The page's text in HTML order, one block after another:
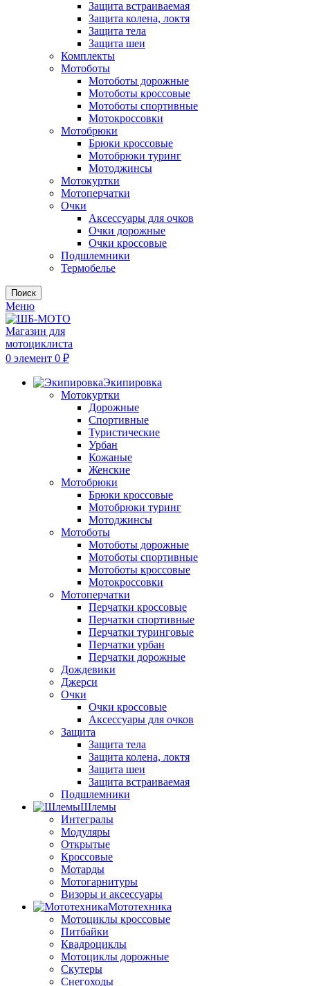
Защита встраиваемая
Защита колена, локтя
Защита тела
Защита шеи
Комплекты
Мотоботы
Мотоботы дорожные
Мотоботы кроссовые
Мотоботы спортивные
Мотокроссовки
Мотобрюки
Брюки кроссовые
Мотобрюки туринг
Мотоджинсы
Мотокуртки
Мотоперчатки
Очки
Аксессуары для очков
Очки дорожные
Очки кроссовые
Подшлемники
Термобелье
Поиск
Меню
0 элемент 0 ₽
Экипировка
Мотокуртки
Дорожные
Спортивные
Туристические
Урбан
Кожаные
Женские
Мотобрюки
Брюки кроссовые
Мотобрюки туринг
Мотоджинсы
Мотоботы
Мотоботы дорожные
Мотоботы спортивные
Мотоботы кроссовые
Мотокроссовки
Мотоперчатки
Перчатки кроссовые
Перчатки спортивные
Перчатки туринговые
Перчатки урбан
Перчатки дорожные
Дождевики
Джерси
Очки
Очки кроссовые
Аксессуары для очков
Защита
Защита тела
Защита колена, локтя
Защита шеи
Защита встраиваемая
Подшлемники
Шлемы
Интегралы
Модуляры
Открытые
Кроссовые
Мотарды
Мотогарнитуры
Визоры и аксессуары
Мототехника
Мотоциклы кроссовые
Питбайки
Квадроциклы
Мотоциклы дорожные
Скутеры
Снегоходы